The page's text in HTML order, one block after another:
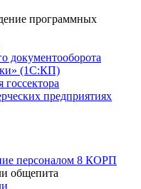
программных
документооборота
(1С:КП)
предприятиях
персоналом 8 КОРП
общепита